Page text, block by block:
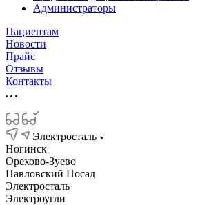
Администраторы
Пациентам
Новости
Прайс
Отзывы
Контакты
Электросталь
Ногинск
Орехово-Зуево
Павловский Посад
Электросталь
Электроугли